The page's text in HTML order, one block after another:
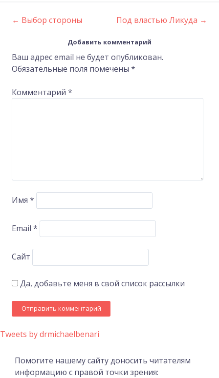
Post
navigation
← Выбор стороны Под властью Ликуда →
Добавить комментарий
Ваш адрес email не будет опубликован.
Обязательные поля помечены *
Комментарий *
Имя *
Email *
Сайт
Да, добавьте меня в свой список рассылки
Tweets by drmichaelbenari
Помогите нашему сайту доносить читателям
информацию с правой точки зрения: